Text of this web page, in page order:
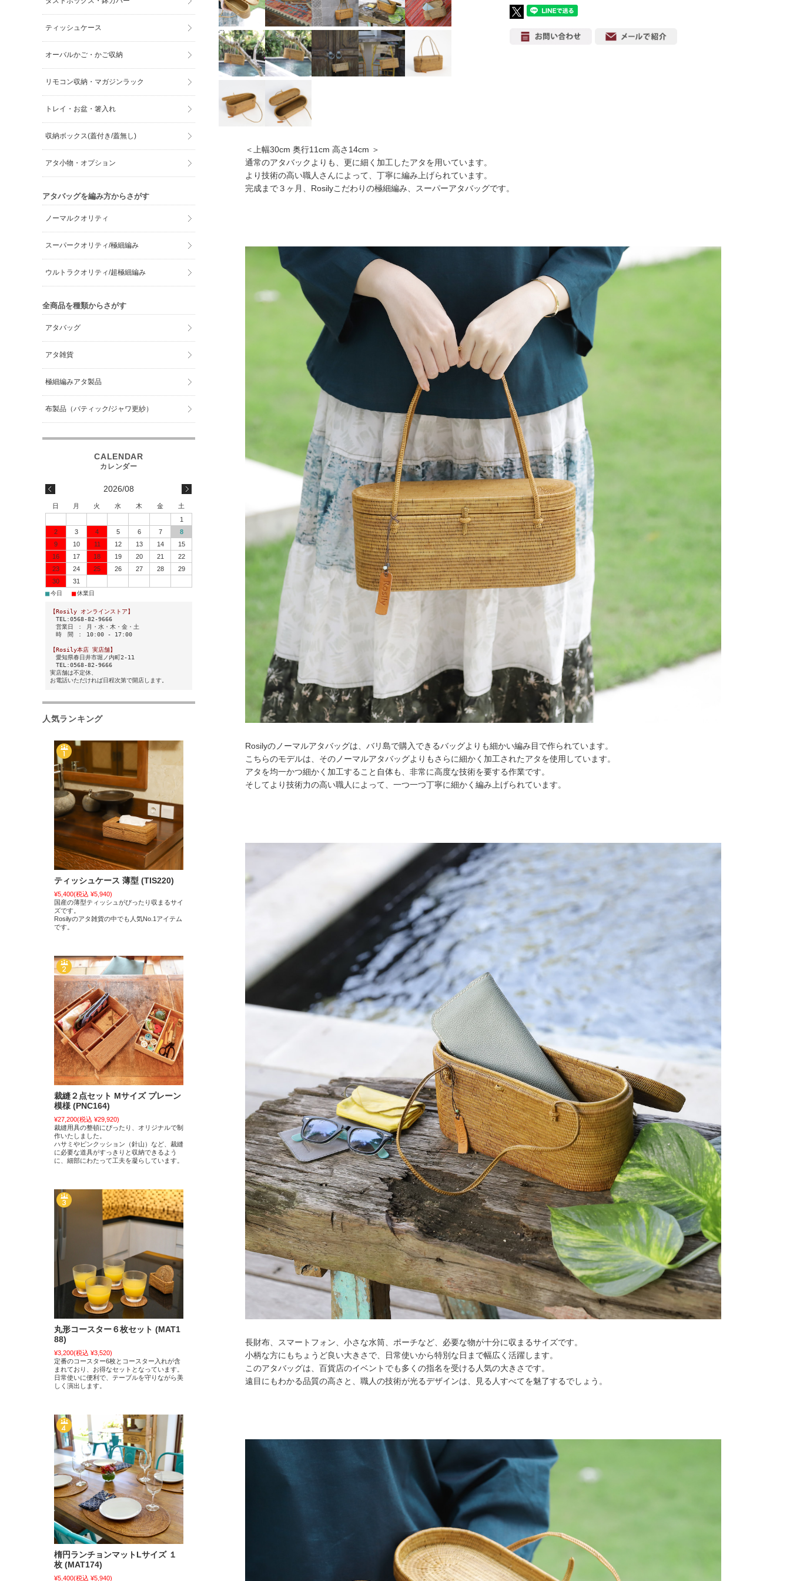
＜上幅30cm 奥行11cm 高さ14cm ＞
通常のアタバックよりも、更に細く加工したアタを用いています。
より技術の高い職人さんによって、丁寧に編み上げられています。
完成まで３ヶ月、Rosilyこだわりの極細編み、スーパーアタバッグです。
Rosilyのノーマルアタバッグは、バリ島で購入できるバッグよりも細かい編み目で作られています。
こちらのモデルは、そのノーマルアタバッグよりもさらに細かく加工されたアタを使用しています。
アタを均一かつ細かく加工すること自体も、非常に高度な技術を要する作業です。
そしてより技術力の高い職人によって、一つ一つ丁寧に細かく編み上げられています。
長財布、スマートフォン、小さな水筒、ポーチなど、必要な物が十分に収まるサイズです。
小柄な方にもちょうど良い大きさで、日常使いから特別な日まで幅広く活躍します。
このアタバッグは、百貨店のイベントでも多くの指名を受ける人気の大きさです。
遠目にもわかる品質の高さと、職人の技術が光るデザインは、見る人すべてを魅了するでしょう。
ティッシュケース
オーバルかご・かご収納
リモコン収納・マガジンラック
トレイ・お盆・箸入れ
収納ボックス(蓋付き/蓋無し)
アタ小物・オプション
アタバッグを編み方からさがす
ノーマルクオリティ
スーパークオリティ/極細編み
ウルトラクオリティ/超極細編み
全商品を種類からさがす
アタバッグ
アタ雑貨
極細編みアタ製品
布製品（バティック/ジャワ更紗）
2026/08
日 月 火 水 木 金
土
1
2
3 4 5 6 7
8
9
10 11 12 13 14
15
16
17 18 19 20 21
22
23
24 25 26 27 28
29
30
31
■今日 ■休業日
【Rosily オンラインストア】
TEL:0568-82-9666
営業日 ： 月・水・木・金・土
時 間 ： 10:00 - 17:00
【Rosily本店 実店舗】
愛知県春日井市堀ノ内町2-11
TEL:0568-82-9666
実店舗は不定休、
お電話いただければ日程次第で開店します。
人気ランキング
ティッシュケース 薄型 (TIS220)
¥5,400(税込 ¥5,940)
国産の薄型ティッシュがぴったり収まるサイ
ズです。
Rosilyのアタ雑貨の中でも人気No.1アイテム
です。
裁縫２点セット Mサイズ プレーン
模様 (PNC164)
¥27,200(税込 ¥29,920)
裁縫用具の整頓にぴったり、オリジナルで制
作いたしました。
ハサミやピンクッション（針山）など、裁縫
に必要な道具がすっきりと収納できるよう
に、細部にわたって工夫を凝らしています。
丸形コースター６枚セット (MAT1
88)
¥3,200(税込 ¥3,520)
定番のコースター6枚とコースター入れが含
まれており、お得なセットとなっています。
日常使いに便利で、テーブルを守りながら美
しく演出します。
楕円ランチョンマットLサイズ １
枚 (MAT174)
¥5,400(税込 ¥5,940)